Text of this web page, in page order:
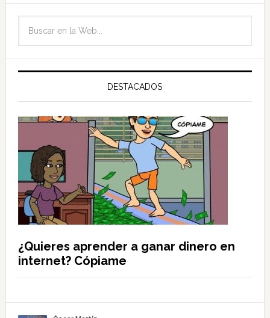
DESTACADOS
¿Quieres aprender a ganar dinero en
internet? Cópiame